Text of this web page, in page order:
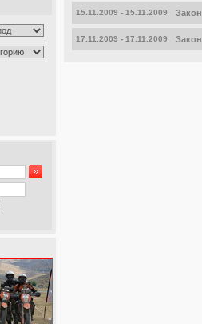
15.11.2009 - 15.11.2009
17.11.2009 - 17.11.2009